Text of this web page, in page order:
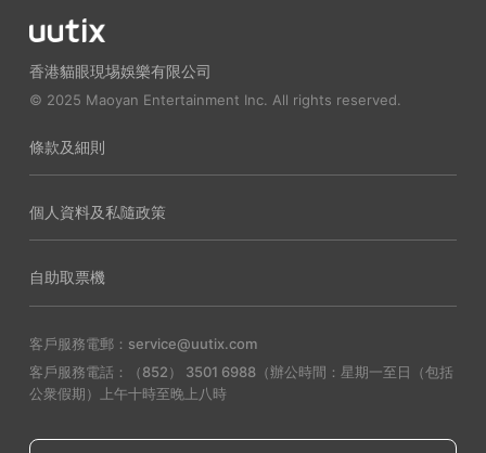
香港貓眼現埸娛樂有限公司
© 2025 Maoyan Entertainment Inc. All rights reserved.
條款及細則
個人資料及私隨政策
自助取票機
客戶服務電郵：service@uutix.com
客戶服務電話：（852） 3501 6988（辦公時間：星期一至日（包括
公衆假期）上午十時至晚上八時